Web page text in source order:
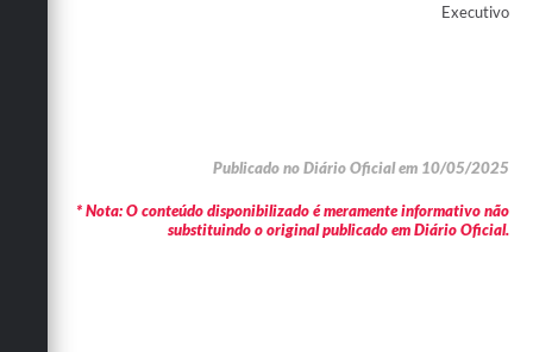
Executivo
Publicado no Diário Oficial em 10/05/2025
* Nota: O conteúdo disponibilizado é meramente informativo não
substituindo o original publicado em Diário Oficial.